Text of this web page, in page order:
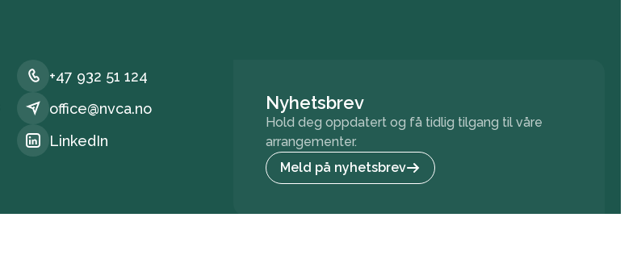
+47 932 51 124
office@nvca.no
LinkedIn
Nyhetsbrev
Hold deg oppdatert og få tidlig tilgang til våre
arrangementer.
Meld på nyhetsbrev